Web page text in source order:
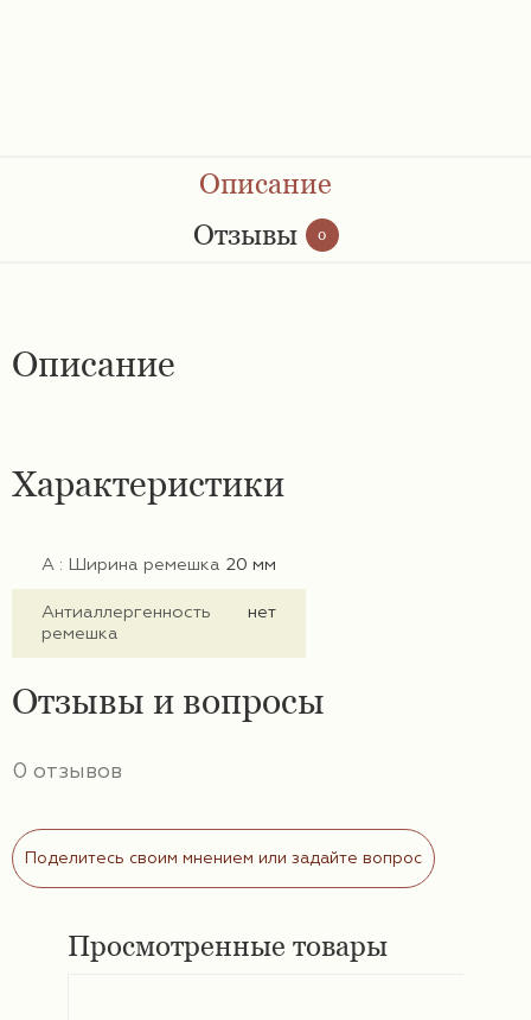
Ремешки 36 мм
Мужские ремешки
Описание
Отзывы
0
Описание
Характеристики
А : Ширина ремешка 20 мм
Антиаллергенность
ремешка
нет
Отзывы и вопросы
0 отзывов
Поделитесь своим мнением или задайте вопрос
Просмотренные товары